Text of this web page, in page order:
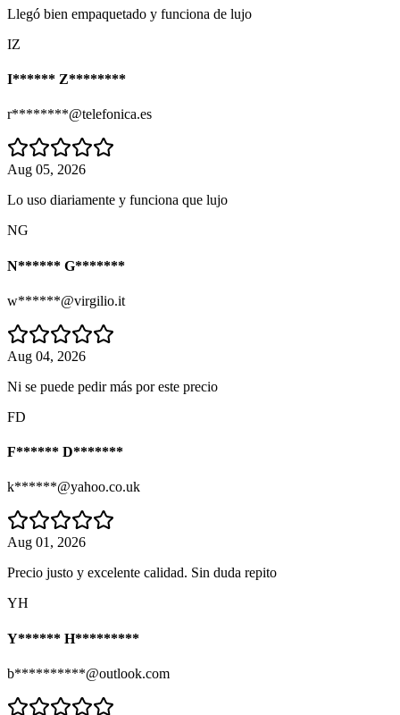
Llegó bien empaquetado y funciona de lujo
IZ
I****** Z********
r********@telefonica.es
Aug 05, 2026
Lo uso diariamente y funciona que lujo
NG
N****** G*******
w******@virgilio.it
Aug 04, 2026
Ni se puede pedir más por este precio
FD
F****** D*******
k******@yahoo.co.uk
Aug 01, 2026
Precio justo y excelente calidad. Sin duda repito
YH
Y****** H*********
b**********@outlook.com